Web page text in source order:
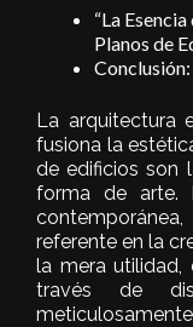
“La
Planos de
La arquitectura
fusiona la
de edificios son
forma de arte.
referente en la
la mera utilidad,
través de